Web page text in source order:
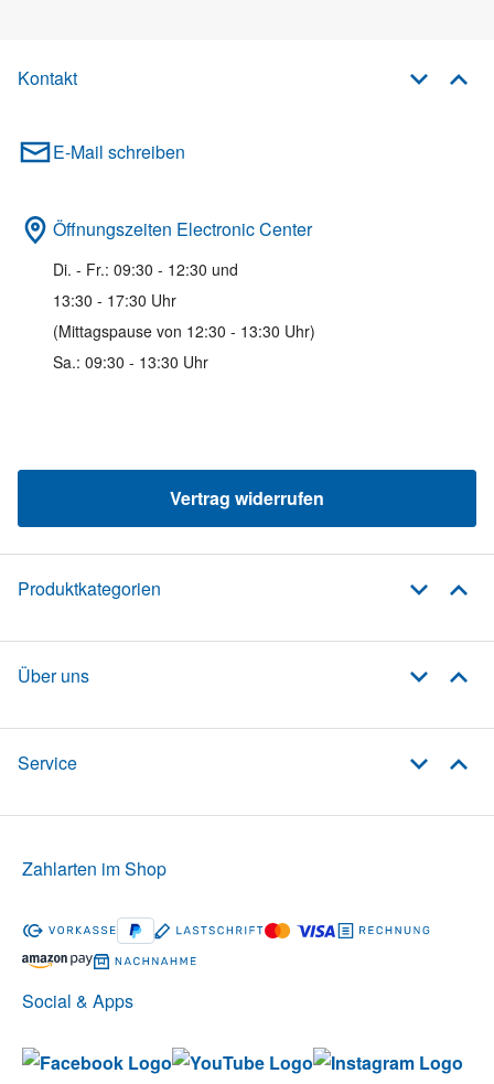
Kontakt
E-Mail schreiben
Öffnungszeiten Electronic Center
Di. - Fr.: 09:30 - 12:30 und
13:30 - 17:30 Uhr
(Mittagspause von 12:30 - 13:30 Uhr)
Sa.: 09:30 - 13:30 Uhr
Vertrag widerrufen
Produktkategorien
Über uns
Service
Social & Apps
Zahlarten im Shop